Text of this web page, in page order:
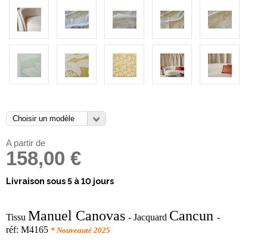
A partir de
158,00 €
Livraison sous 5 à 10 jours
Tissu Manuel Canovas - Jacquard Cancun -
réf: M4165 * Nouveauté 2025